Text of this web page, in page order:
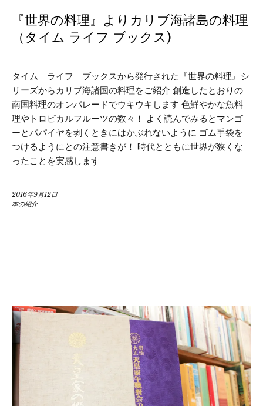
『世界の料理』よりカリブ海諸島の料理
（タイム ライフ ブックス)
タイム ライフ ブックスから発行された『世界の料理』シ
リーズからカリブ海諸国の料理をご紹介 創造したとおりの
南国料理のオンパレードでウキウキします 色鮮やかな魚料
理やトロピカルフルーツの数々！ よく読んでみるとマンゴ
ーとパパイヤを剥くときにはかぶれないように ゴム手袋を
つけるようにとの注意書きが！ 時代とともに世界が狭くな
ったことを実感します
2016年9月12日
本の紹介